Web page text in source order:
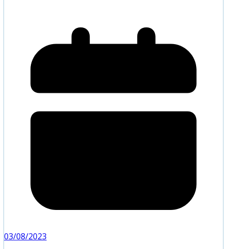
03/08/2023